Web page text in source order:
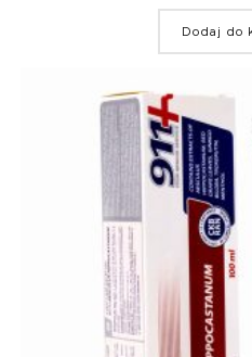
Dodaj do